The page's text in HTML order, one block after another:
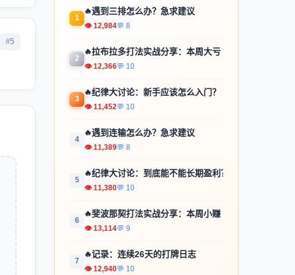
#5
1
🔥遇到三排怎么办？急求建议
👁 12,984💬 8
2
🔥拉布拉多打法实战分享：本周大亏
👁 12,366💬 10
3
🔥纪律大讨论：新手应该怎么入门？
👁 11,452💬 10
4
🔥遇到连输怎么办？急求建议
👁 11,389💬 8
5
🔥纪律大讨论：到底能不能长期盈利？
👁 11,380💬 10
6
🔥斐波那契打法实战分享：本周小赚
👁 13,114💬 9
7
🔥记录：连续26天的打牌日志
👁 12,940💬 10